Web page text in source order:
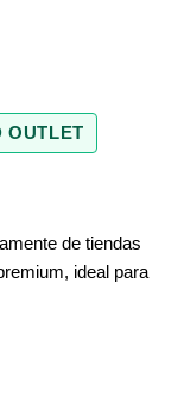
OUTLET
de tiendas
ideal para